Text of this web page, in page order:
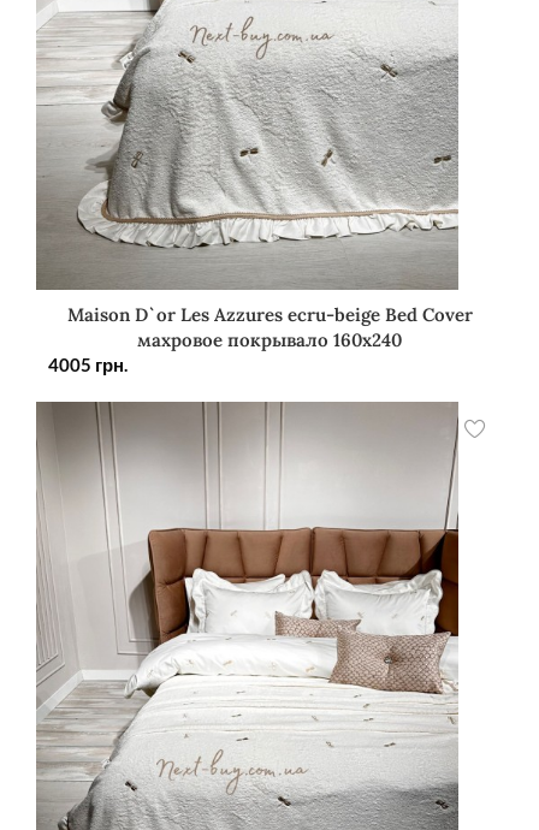
Maison D`or Les Azzures ecru-beige Bed Cover
махровое покрывало 160х240
4005 грн.